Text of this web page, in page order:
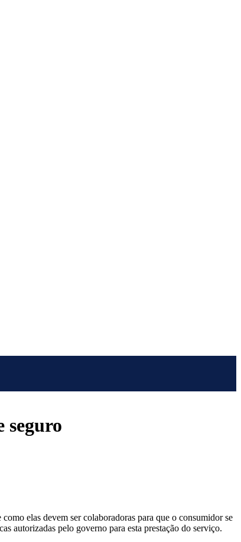
seguro
elas devem ser colaboradoras para que o consumidor se
autorizadas pelo governo para esta prestação do serviço.